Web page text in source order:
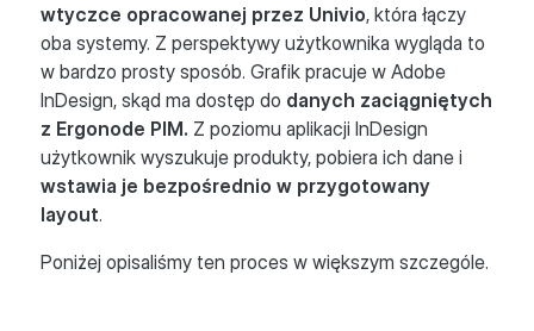
wtyczce opracowanej przez Univio, która łączy
oba systemy. Z perspektywy użytkownika wygląda to
w bardzo prosty sposób. Grafik pracuje w Adobe
InDesign, skąd ma dostęp do danych zaciągniętych
z Ergonode PIM. Z poziomu aplikacji InDesign
użytkownik wyszukuje produkty, pobiera ich dane i
wstawia je bezpośrednio w przygotowany
layout.
Poniżej opisaliśmy ten proces w większym szczególe.